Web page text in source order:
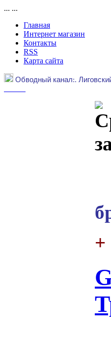
... ...
Главная
Интернет магазин
Контакты
RSS
Карта сайта
Обводный канал:.
+